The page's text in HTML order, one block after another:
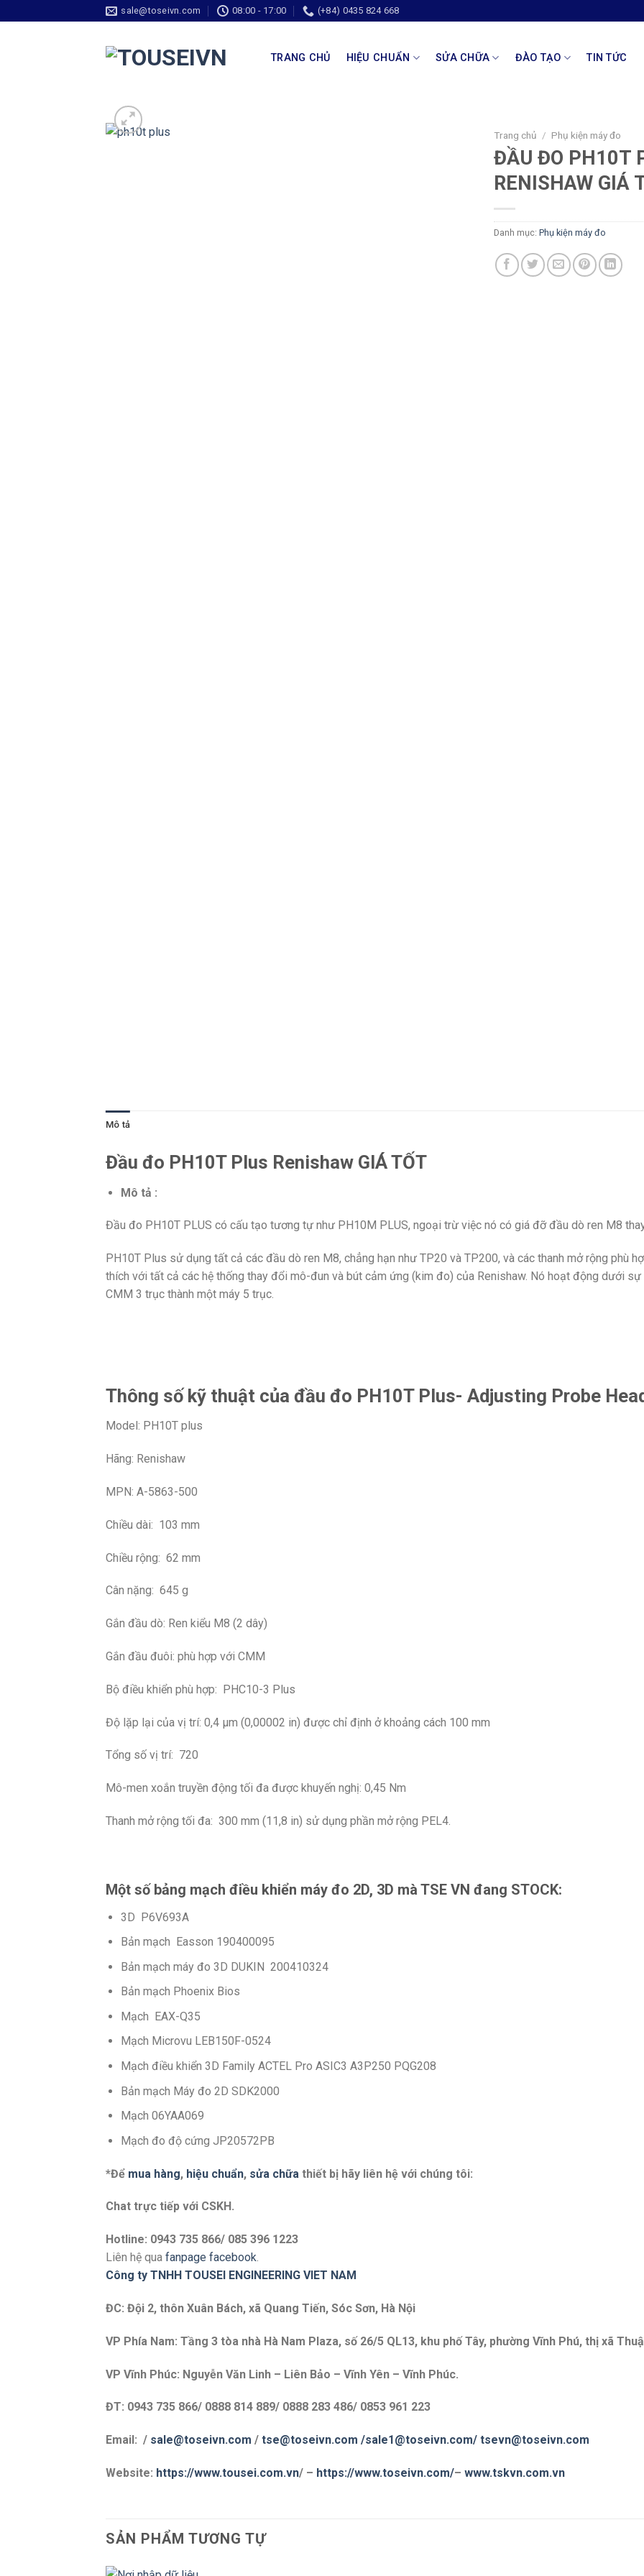
sale@toseivn.com 08:00 - 17:00 (+84) 0435 824 668
TRANG CHỦ HIỆU CHUẨN SỬA CHỮA ĐÀO TẠO TIN TỨC
Trang chủ / Phụ kiện máy đo
ĐẦU ĐO PH10T
RENISHAW GIÁ
Danh mục: Phụ kiện máy đo
Mô tả
Đầu đo PH10T Plus Renishaw GIÁ TỐT
Mô tả :
Đầu đo PH10T PLUS có cấu tạo tương tự như PH10M PLUS, ngoại trừ việc nó có giá đỡ đầu dò ren M8
PH10T Plus sử dụng tất cả các đầu dò ren M8, chẳng hạn như TP20 và TP200, và các thanh mở rộng phù
thích với tất cả các hệ thống thay đổi mô-đun và bút cảm ứng (kim đo) của Renishaw. Nó hoạt động dưới sự
CMM 3 trục thành một máy 5 trục.
Thông số kỹ thuật của đầu đo PH10T Plus- Adjusting Probe
Model: PH10T plus
Hãng: Renishaw
MPN: A-5863-500
Chiều dài: 103 mm
Chiều rộng: 62 mm
Cân nặng: 645 g
Gắn đầu dò: Ren kiểu M8 (2 dây)
Gắn đầu đuôi: phù hợp với CMM
Bộ điều khiển phù hợp: PHC10-3 Plus
Độ lặp lại của vị trí: 0,4 µm (0,00002 in) được chỉ định ở khoảng cách 100 mm
Tổng số vị trí: 720
Mô-men xoắn truyền động tối đa được khuyến nghị: 0,45 Nm
Thanh mở rộng tối đa: 300 mm (11,8 in) sử dụng phần mở rộng PEL4.
Một số bảng mạch điều khiển máy đo 2D, 3D mà TSE VN đang STOCK:
3D P6V693A
Bản mạch Easson 190400095
Bản mạch máy đo 3D DUKIN 200410324
Bản mạch Phoenix Bios
Mạch EAX-Q35
Mạch Microvu LEB150F-0524
Mạch điều khiển 3D Family ACTEL Pro ASIC3 A3P250 PQG208
Bản mạch Máy đo 2D SDK2000
Mạch 06YAA069
Mạch đo độ cứng JP20572PB
*Để mua hàng, hiệu chuẩn, sửa chữa thiết bị hãy liên hệ với chúng tôi:
Chat trực tiếp với CSKH.
Hotline: 0943 735 866/ 085 396 1223
Liên hệ qua fanpage facebook.
Công ty TNHH TOUSEI ENGINEERING VIET NAM
ĐC: Đội 2, thôn Xuân Bách, xã Quang Tiến, Sóc Sơn, Hà Nội
VP Phía Nam: Tầng 3 tòa nhà Hà Nam Plaza, số 26/5 QL13, khu phố Tây, phường Vĩnh Phú, thị xã
VP Vĩnh Phúc: Nguyễn Văn Linh – Liên Bảo – Vĩnh Yên – Vĩnh Phúc.
ĐT: 0943 735 866/ 0888 814 889/ 0888 283 486/ 0853 961 223
Email: / sale@toseivn.com / tse@toseivn.com /sale1@toseivn.com/ tsevn@toseivn.com
Website: https://www.tousei.com.vn/ – https://www.toseivn.com/– www.tskvn.com.vn
SẢN PHẨM TƯƠNG TỰ
+